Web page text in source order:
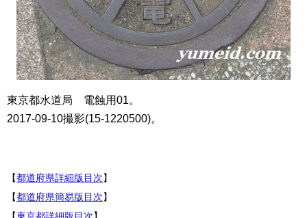
東京都水道局 電蝕用01。
2017-09-10撮影(15-1220500)。
【都道府県詳細版目次】
【都道府県簡易版目次】